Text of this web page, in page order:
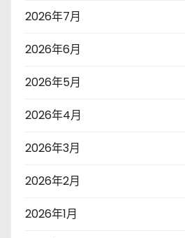
2026年7月
2026年6月
2026年5月
2026年4月
2026年3月
2026年2月
2026年1月